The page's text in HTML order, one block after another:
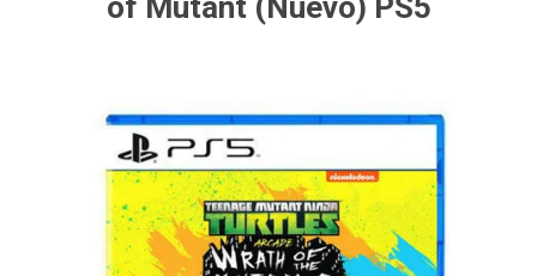
of Mutant (Nuevo) PS5